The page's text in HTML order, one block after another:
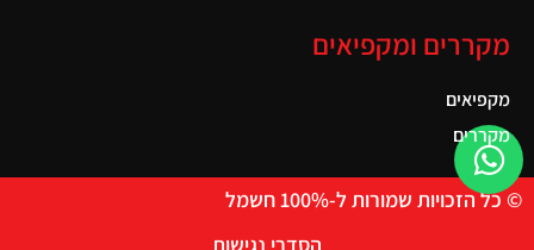
מקררים ומקפיאים
מקפיאים
מקררים
© כל הזכויות שמורות ל-100% חשמל